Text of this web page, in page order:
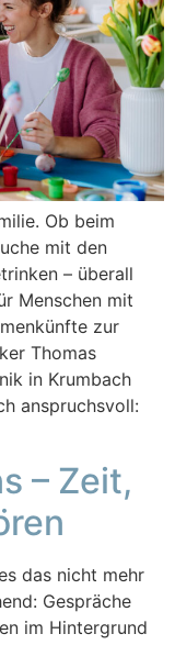
Ob beim
mit den
– überall
Menschen mit
zur
Thomas
in Krumbach
anspruchsvoll:
– Zeit,
das nicht mehr
Gespräche
im Hintergrund